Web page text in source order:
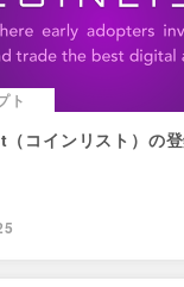
ト
コインリスト）の